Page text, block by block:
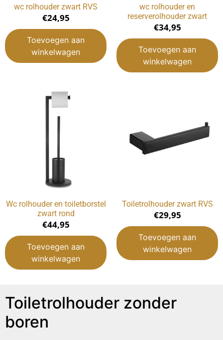
wc rolhouder zwart RVS
€24,95
Toevoegen aan
winkelwagen
wc rolhouder en
reserverolhouder zwart
€34,95
Toevoegen aan
winkelwagen
Wc rolhouder en toiletborstel
zwart rond
€44,95
Toevoegen aan
winkelwagen
Toiletrolhouder zwart RVS
€29,95
Toevoegen aan
winkelwagen
Toiletrolhouder zonder
boren